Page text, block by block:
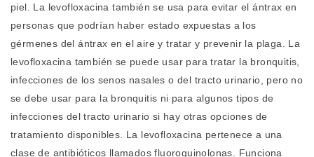
piel. La levofloxacina también se usa para evitar el ántrax en
personas que podrían haber estado expuestas a los
gérmenes del ántrax en el aire y tratar y prevenir la plaga. La
levofloxacina también se puede usar para tratar la bronquitis,
infecciones de los senos nasales o del tracto urinario, pero no
se debe usar para la bronquitis ni para algunos tipos de
infecciones del tracto urinario si hay otras opciones de
tratamiento disponibles. La levofloxacina pertenece a una
clase de antibióticos llamados fluoroquinolonas. Funciona